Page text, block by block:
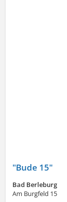
"Bude 15"
Bad Berleburg
Am Burgfeld 15